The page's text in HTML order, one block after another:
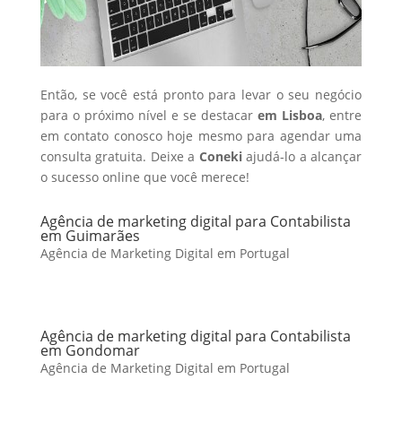
Então, se você está pronto para levar o seu negócio
para o próximo nível e se destacarem Lisboa, entre
em contato conosco hoje mesmo para agendar uma
consulta gratuita. Deixe a Conekiajudá-lo a alcançar
o sucesso online que você merece!
Agência de marketing digital para Contabilista
em Guimarães
Agência de Marketing Digital em Portugal
Agência de marketing digital para Contabilista
em Gondomar
Agência de Marketing Digital em Portugal